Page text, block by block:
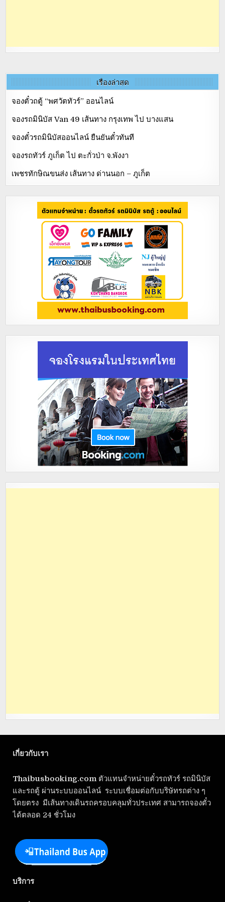
เรื่องล่าสุด
จองตั๋วถตู้ “พศวัตทัวร์” ออนไลน์
จองรถมินิบัส Van 49 เส้นทาง กรุงเทพ ไป บางแสน
จองตั๋วรถมินิบัสออนไลน์ ยืนยันตั๋วทันที
จองรถทัวร์ ภูเก็ต ไป ตะกั่วป่า จ.พังงา
เพชรทักษิณขนส่ง เส้นทาง ด่านนอก – ภูเก็ต
เกี่ยวกับเรา
Thaibusbooking.com ตัวแทนจำหน่ายตั๋วรถทัวร์ รถมินิบัส
และรถตู้ ผ่านระบบออนไลน์ ระบบเชื่อมต่อกับบริษัทรถต่าง ๆ
โดยตรง มีเส้นทางเดินรถครอบคลุมทั่วประเทศ สามารถจองตั๋ว
ได้ตลอด 24 ชั่วโมง
บริการ